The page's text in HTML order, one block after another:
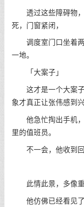
透过这些障碍物，
死，门窗紧闭，
调度室门口坐着两
一地。
「大案子」
这才是一个大案子
象才真正让张伟感到兴
他急忙掏出手机，
里的值班员。
不一会，他收到回
张伟觉得
此情此景，多像重
他仿佛已经看见了